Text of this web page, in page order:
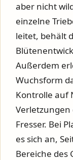
aber nicht
einzelne
leitet, behält
Außerdem
Wuchsform
Kontrolle auf
Verletzungen
Fresser. Bei
es sich an,
Bereiche des